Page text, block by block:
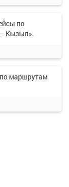
по
Кызыл».
маршрутам